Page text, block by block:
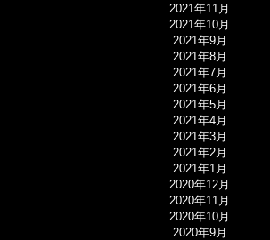
2021年11月
2021年10月
2021年9月
2021年8月
2021年7月
2021年6月
2021年5月
2021年4月
2021年3月
2021年2月
2021年1月
2020年12月
2020年11月
2020年10月
2020年9月